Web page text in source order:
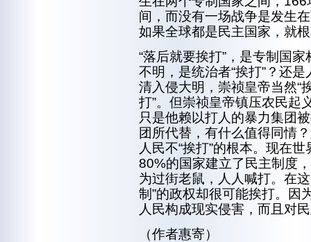
间，而没有一场战争是发生
如果全球都是民主国家，就
“落后就要挨打”，是专制国
不明，是统治者“挨打”？还是
清入侵大明，崇祯皇帝当然“
打”。但崇祯皇帝镇压农民起
只是他赖以打人的暴力集团
团所代替，有什么值得同情
人民不“挨打”的根本。现在
80%的国家建立了民主制度
为过街老鼠，人人喊打。在
制”的政权却很可能挨打。因
人民构成现实侵害，而且对
（作者惠寄）